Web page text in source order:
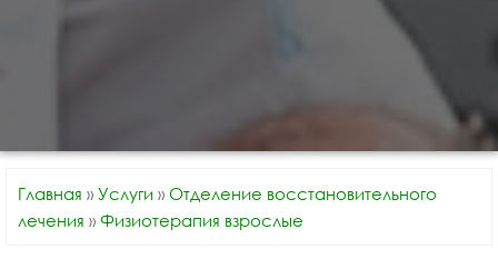
Главная » Услуги » Отделение восстановительного
лечения » Физиотерапия взрослые